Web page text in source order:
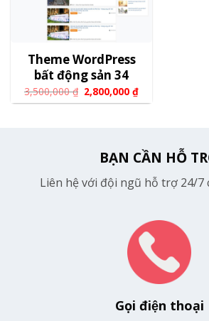
Theme WordPress
bất động sản 34
3,500,000₫ 2,800,000₫
BẠN CẦN HỖ
Liên hệ với đội ngũ hỗ trợ 24/7
Gọi điện thoại